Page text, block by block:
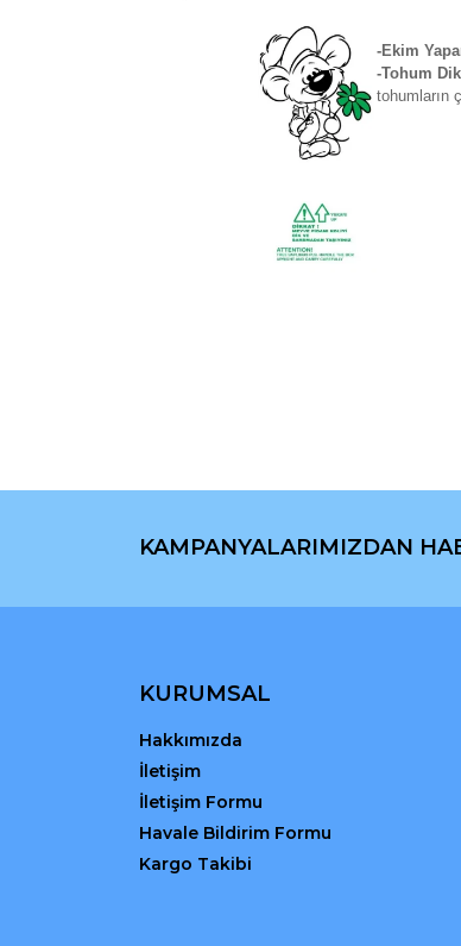
-Ekim
-Tohum
tohumların
Bu ürünün fiyat bilgisi, resim, ürün
KAMPANYALARIMIZDAN
KURUMSAL
Hakkımızda
İletişim
İletişim Formu
Havale Bildirim Formu
Kargo Takibi